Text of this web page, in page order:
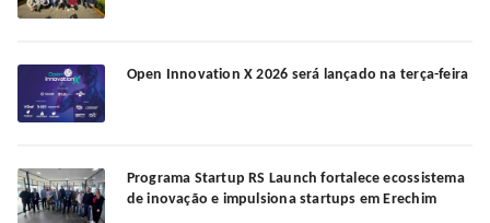
Open Innovation X 2026 será lançado na terça-feira
Programa Startup RS Launch fortalece ecossistema
de inovação e impulsiona startups em Erechim